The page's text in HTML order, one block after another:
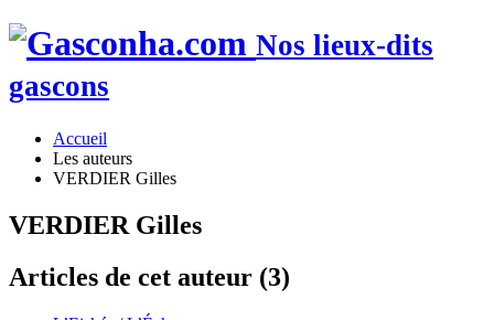
Nos lieux-dits
gascons
Accueil
Les auteurs
VERDIER Gilles
VERDIER Gilles
Articles de cet auteur (3)